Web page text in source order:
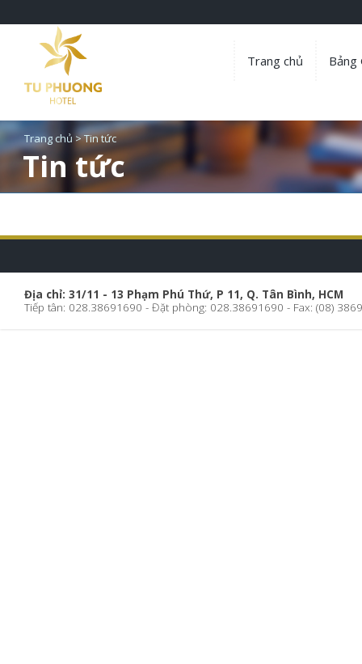
Trang chủ Bảng
Trang chủ>Tin tức
Tin tức
Địa chỉ: 31/11 - 13 Phạm Phú Thứ, P 11, Q. Tân Bình, HCM
Tiếp tân: 028.38691690 - Đặt phòng: 028.38691690 - Fax: (08)